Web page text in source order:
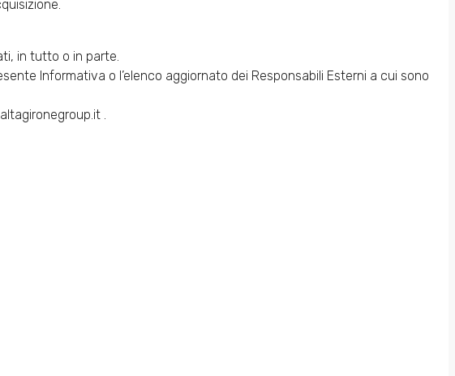
in tutto o in parte.
Informativa o l’elenco aggiornato dei Responsabili Esterni a cui sono
.